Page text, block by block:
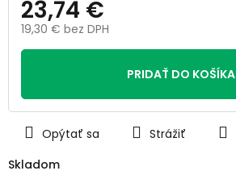
Skladom
23,74 €
19,30 € bez DPH
Jednotková
PRIDAŤ DO KOŠÍKA
Opýtať sa Strážiť